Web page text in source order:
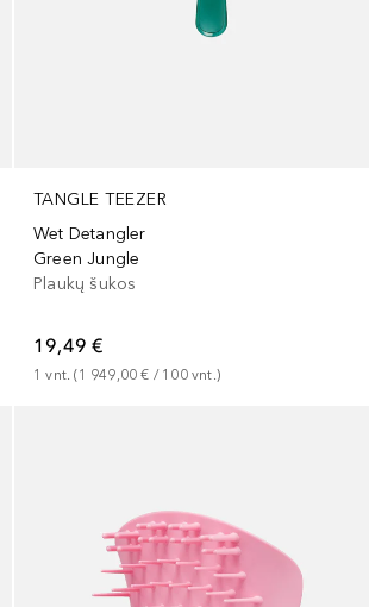
TANGLE TEEZER
Wet Detangler
Green Jungle
Plaukų šukos
19,49 €
1 vnt. (1 949,00 € / 100 vnt. )